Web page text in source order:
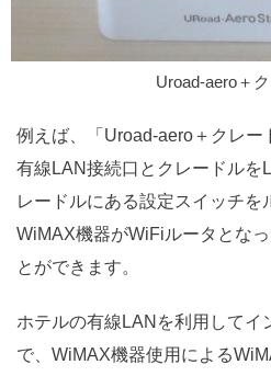
Uroad-aero＋
例えば、「Uroad-aero＋クレー
有線LAN接続口とクレードルを
レードルにある設定スイッチを
WiMAX機器がWiFiルータとな
とができます。
ホテルの有線LANを利用してイ
で、WiMAX機器使用による